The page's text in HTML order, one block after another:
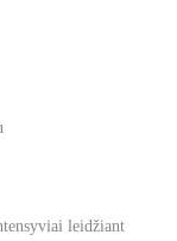
leidžiant